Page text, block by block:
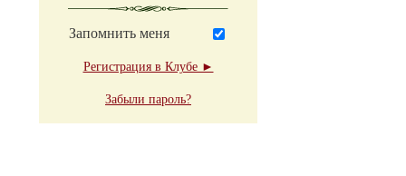
Запомнить меня
Регистрация в Клубе ►
Забыли пароль?